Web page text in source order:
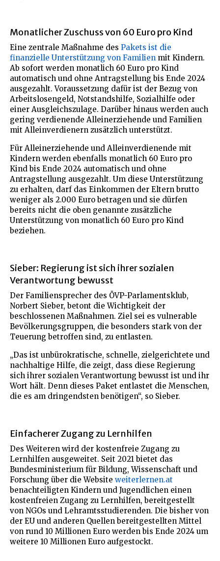
Monatlicher Zuschuss von 60 Euro pro Kind
Eine zentrale Maßnahme des Pakets ist die
finanzielle Unterstützung von Familien mit Kindern.
Ab sofort werden monatlich 60 Euro pro Kind
automatisch und ohne Antragstellung bis Ende 2024
ausgezahlt. Voraussetzung dafür ist der Bezug von
Arbeitslosengeld, Notstandshilfe, Sozialhilfe oder
einer Ausgleichszulage. Darüber hinaus werden auch
gering verdienende Alleinerziehende und Familien
mit Alleinverdienern zusätzlich unterstützt.
Für Alleinerziehende und Alleinverdienende mit
Kindern werden ebenfalls monatlich 60 Euro pro
Kind bis Ende 2024 automatisch und ohne
Antragstellung ausgezahlt. Um diese Unterstützung
zu erhalten, darf das Einkommen der Eltern brutto
weniger als 2.000 Euro betragen und sie dürfen
bereits nicht die oben genannte zusätzliche
Unterstützung von monatlich 60 Euro pro Kind
beziehen.
Sieber: Regierung ist sich ihrer sozialen
Verantwortung bewusst
Der Familiensprecher des ÖVP-Parlamentsklub,
Norbert Sieber, betont die Wichtigkeit der
beschlossenen Maßnahmen. Ziel sei es vulnerable
Bevölkerungsgruppen, die besonders stark von der
Teuerung betroffen sind, zu entlasten.
„Das ist unbürokratische, schnelle, zielgerichtete und
nachhaltige Hilfe, die zeigt, dass diese Regierung
sich ihrer sozialen Verantwortung bewusst ist und ihr
Wort hält. Denn dieses Paket entlastet die Menschen,
die es am dringendsten benötigen“, so Sieber.
Einfacherer Zugang zu Lernhilfen
Des Weiteren wird der kostenfreie Zugang zu
Lernhilfen ausgeweitet. Seit 2021 bietet das
Bundesministerium für Bildung, Wissenschaft und
Forschung über die Website weiterlernen.at
benachteiligten Kindern und Jugendlichen einen
kostenfreien Zugang zu Lernhilfen, bereitgestellt
von NGOs und Lehramtsstudierenden. Die bisher von
der EU und anderen Quellen bereitgestellten Mittel
von rund 10 Millionen Euro werden bis Ende 2024 um
weitere 10 Millionen Euro aufgestockt.